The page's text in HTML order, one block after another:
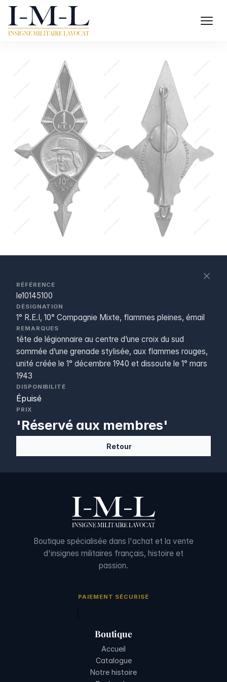
RÉFÉRENCE
le10145100
DÉSIGNATION
1° R.E.I, 10° Compagnie Mixte, flammes pleines, émail
REMARQUES
tête de légionnaire au centre d’une croix du sud
sommée d’une grenade stylisée, aux flammes rouges,
unité créée le 1° décembre 1940 et dissoute le 1° mars
1943
DISPONIBILITÉ
Épuisé
PRIX
'Réservé aux membres'
Retour
Boutique spécialisée dans l'achat et la vente
d'insignes militaires français, histoire et
passion.
PAIEMENT SÉCURISÉ
Boutique
Accueil
Catalogue
Notre histoire